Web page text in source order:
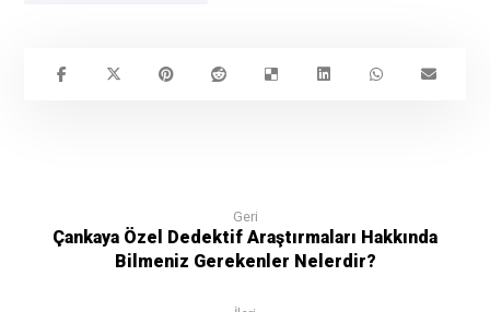
Geri
Çankaya Özel Dedektif Araştırmaları Hakkında
Bilmeniz Gerekenler Nelerdir?